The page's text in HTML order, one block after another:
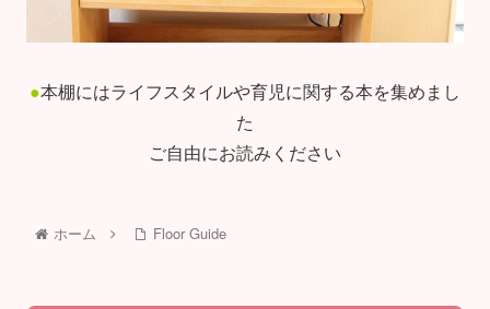
●本棚にはライフスタイルや育児に関する本を集めまし
た
ご自由にお読みください
ホーム Floor Guide